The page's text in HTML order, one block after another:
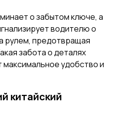
о забытом ключе, а
водителю о
рулем, предотвращая
забота о деталях
максимальное удобство и
китайский